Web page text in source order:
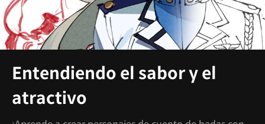
Entendiendo el sabor y el
atractivo